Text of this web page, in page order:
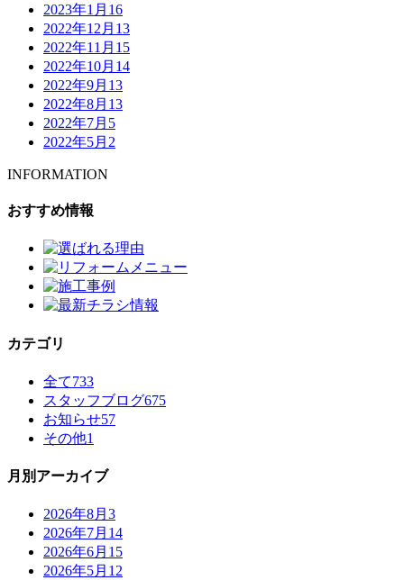
2023年1月 16
2022年12月 13
2022年11月 15
2022年10月 14
2022年9月 13
2022年8月 13
2022年7月 5
2022年5月 2
INFORMATION
おすすめ情報
カテゴリ
全て733
スタッフブログ675
お知らせ57
その他1
月別アーカイブ
2026年8月 3
2026年7月 14
2026年6月 15
2026年5月 12